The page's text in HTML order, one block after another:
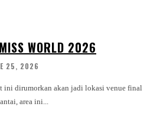
WORLD 2026
25, 2026
ini dirumorkan akan jadi lokasi venue final
area ini...